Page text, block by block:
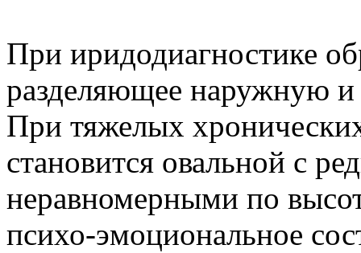
При иридодиагностике
разделяющее наружную
При тяжелых
становится овальной с
неравномерными по
психо-эмоциональное